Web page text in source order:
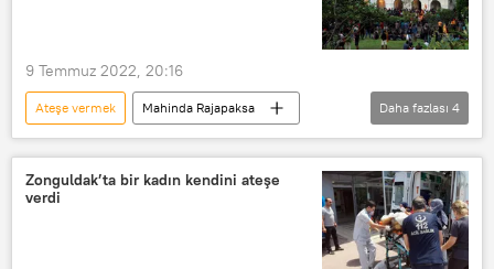
9 Temmuz 2022, 20:16
Ateşe vermek
Mahinda Rajapaksa
Sri Lanka
Protesto
Ranil Wickremesinghe
DÜNYA
Daha fazlası 4
Zonguldak’ta bir kadın kendini ateşe
verdi